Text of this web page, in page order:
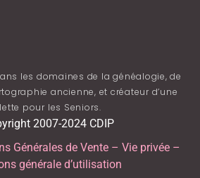
les domaines de la généalogie, de
ancienne, et créateur d’une
pour les Seniors.
2007-2024 CDIP
Générales de Vente– Vie privée–
générale d’utilisation